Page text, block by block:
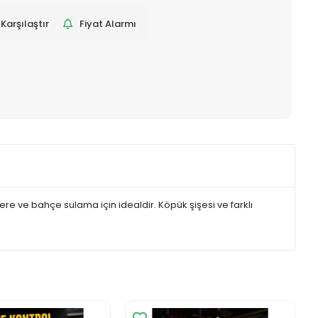
Karşılaştır Fiyat Alarmı
ve bahçe sulama için idealdir. Köpük şişesi ve farklı